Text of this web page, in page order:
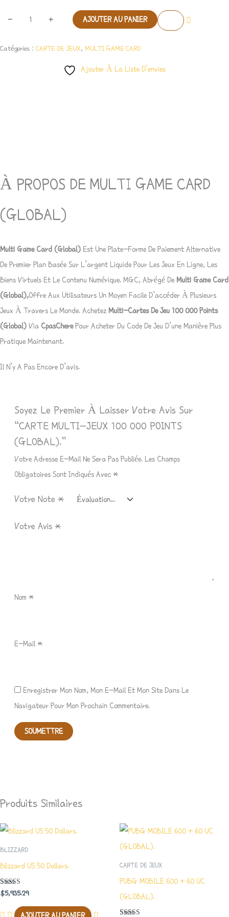
- + AJOUTER AU PANIER
Catégories : CARTE DE JEUX, MULTI GAME CARD
Ajouter À La Liste D’envies
À PROPOS DE MULTI GAME CARD
(GLOBAL)
Multi Game Card (Global) Est Une Plate-Forme De Paiement Alternative
De Premier Plan Basée Sur L’argent Liquide Pour Les Jeux En Ligne, Les
Biens Virtuels Et Le Contenu Numérique. MGC, Abrégé De Multi Game Card
(Global),Offre Aux Utilisateurs Un Moyen Facile D’accéder À Plusieurs
Jeux À Travers Le Monde. Achetez Multi-Cartes De Jeu 100 000 Points
(global) Via CpasCherePour Acheter Du Code De Jeu D’une Manière Plus
Pratique Maintenant.
Il N’y A Pas Encore D’avis.
Soyez Le Premier À Laisser Votre Avis Sur
“CARTE MULTI-JEUX 100 000 POINTS
(GLOBAL).”
Votre Adresse E-Mail Ne Sera Pas Publiée. Les Champs
Obligatoires Sont Indiqués Avec*
Votre Note*
Votre Avis*
Nom*
E-Mail*
Enregistrer Mon Nom, Mon E-Mail Et Mon Site Dans Le
Navigateur Pour Mon Prochain Commentaire.
Produits Similaires
BLIZZARD
Blizzard US 50 Dollars.
Note
4.50
$5,935.29
CARTE DE JEUX
PUBG MOBILE 600 + 60 UC
(GLOBAL).